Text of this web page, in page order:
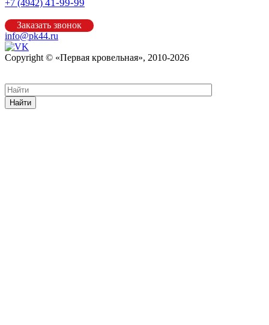
+7 (4942) 41-99-99
Заказать звонок
info@pk44.ru
Copyright © «Первая кровельная», 2010-2026
Найти